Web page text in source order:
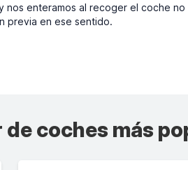
nos enteramos al recoger el coche
previa en ese sentido.
coches más